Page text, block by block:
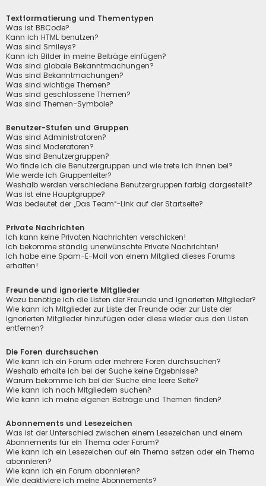
Textformatierung und Thementypen
Was ist BBCode?
Kann ich HTML benutzen?
Was sind Smileys?
Kann ich Bilder in meine Beiträge einfügen?
Was sind globale Bekanntmachungen?
Was sind Bekanntmachungen?
Was sind wichtige Themen?
Was sind geschlossene Themen?
Was sind Themen-Symbole?
Benutzer-Stufen und Gruppen
Was sind Administratoren?
Was sind Moderatoren?
Was sind Benutzergruppen?
Wo finde ich die Benutzergruppen und wie trete ich ihnen bei?
Wie werde ich Gruppenleiter?
Weshalb werden verschiedene Benutzergruppen farbig dargestellt?
Was ist eine Hauptgruppe?
Was bedeutet der „Das Team“-Link auf der Startseite?
Private Nachrichten
Ich kann keine Privaten Nachrichten verschicken!
Ich bekomme ständig unerwünschte Private Nachrichten!
Ich habe eine Spam-E-Mail von einem Mitglied dieses Forums
erhalten!
Freunde und ignorierte Mitglieder
Wozu benötige ich die Listen der Freunde und ignorierten Mitglieder?
Wie kann ich Mitglieder zur Liste der Freunde oder zur Liste der
ignorierten Mitglieder hinzufügen oder diese wieder aus den Listen
entfernen?
Die Foren durchsuchen
Wie kann ich ein Forum oder mehrere Foren durchsuchen?
Weshalb erhalte ich bei der Suche keine Ergebnisse?
Warum bekomme ich bei der Suche eine leere Seite?
Wie kann ich nach Mitgliedern suchen?
Wie kann ich meine eigenen Beiträge und Themen finden?
Abonnements und Lesezeichen
Was ist der Unterschied zwischen einem Lesezeichen und einem
Abonnements für ein Thema oder Forum?
Wie kann ich ein Lesezeichen auf ein Thema setzen oder ein Thema
abonnieren?
Wie kann ich ein Forum abonnieren?
Wie deaktiviere ich meine Abonnements?